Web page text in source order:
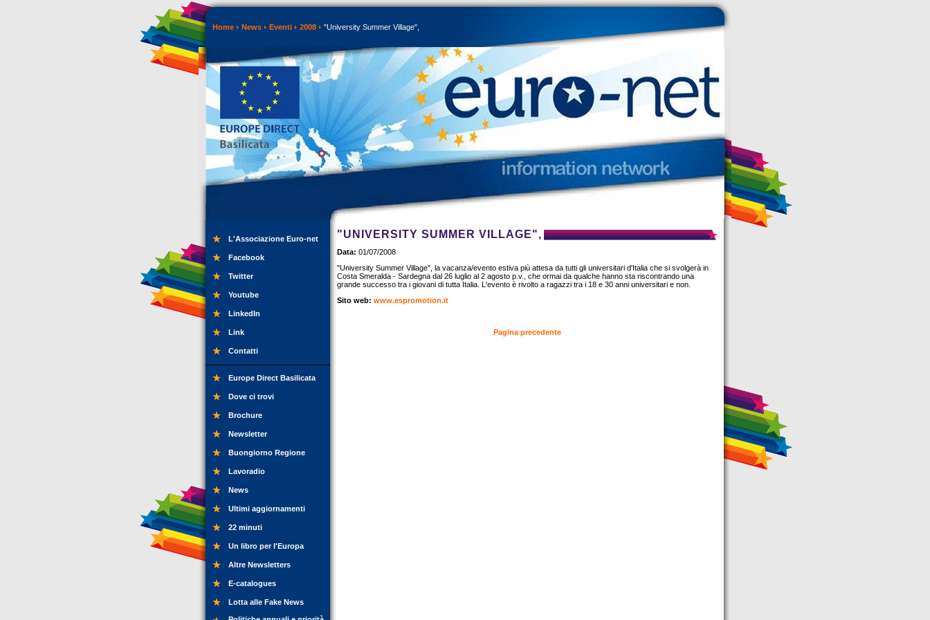
Home News Eventi 2008 "University Summer Village",
L'Associazione Euro-net
Facebook
Twitter
Youtube
LinkedIn
Link
Contatti
Europe Direct Basilicata
Dove ci trovi
Brochure
Newsletter
Buongiorno Regione
Lavoradio
News
Ultimi aggiornamenti
22 minuti
Un libro per l'Europa
Altre Newsletters
E-catalogues
Lotta alle Fake News
"UNIVERSITY SUMMER VILLAGE",
Data: 01/07/2008
"University Summer Village", la vacanza/evento estiva più attesa da tutti gli universitari d'Italia che si svolgerà in
Costa Smeralda - Sardegna dal 26 luglio al 2 agosto p.v., che ormai da qualche hanno sta riscontrando una
grande successo tra i giovani di tutta Italia. L'evento è rivolto a ragazzi tra i 18 e 30 anni universitari e non.
Sito web: www.espromotion.it
Pagina precedente